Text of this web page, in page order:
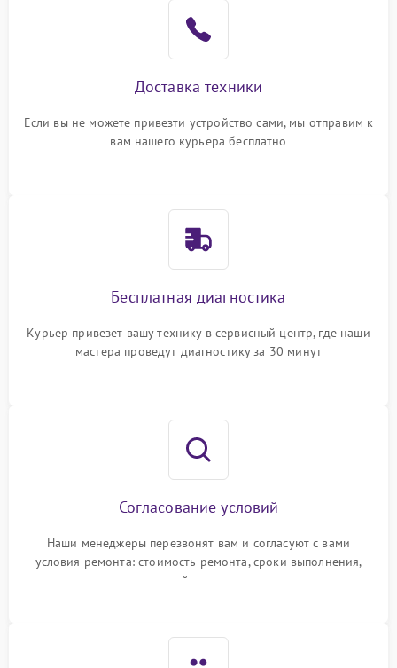
Доставка техники
Если вы не можете привезти устройство сами, мы отправим к
вам нашего курьера бесплатно
Бесплатная диагностика
Курьер привезет вашу технику в сервисный центр, где наши
мастера проведут диагностику за 30 минут
Согласование условий
Наши менеджеры перезвонят вам и согласуют с вами
условия ремонта: стоимость ремонта, сроки выполнения,
гарантийные условия